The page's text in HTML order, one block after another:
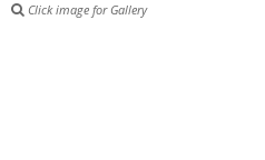
Click image for Gallery